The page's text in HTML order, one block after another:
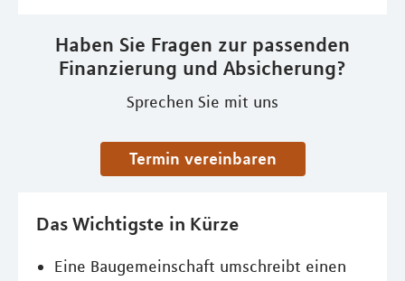
Haben Sie Fragen zur passenden
Finanzierung und Absicherung?
Sprechen Sie mit uns
Termin vereinbaren
Das Wichtigste in Kürze
Eine Baugemeinschaft umschreibt einen